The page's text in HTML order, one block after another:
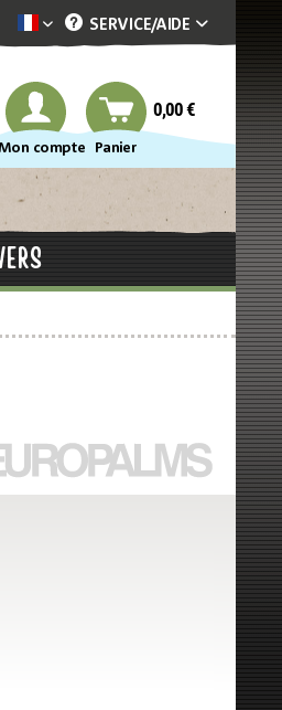
Dekotopia französisch
SERVICE/AIDE
compte Panier
0,00 €